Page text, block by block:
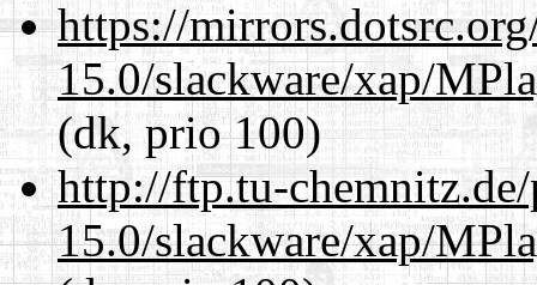
https://
15.0/slackware/xap/
(dk, prio 100)
http://ftp.tu-
15.0/slackware/xap/